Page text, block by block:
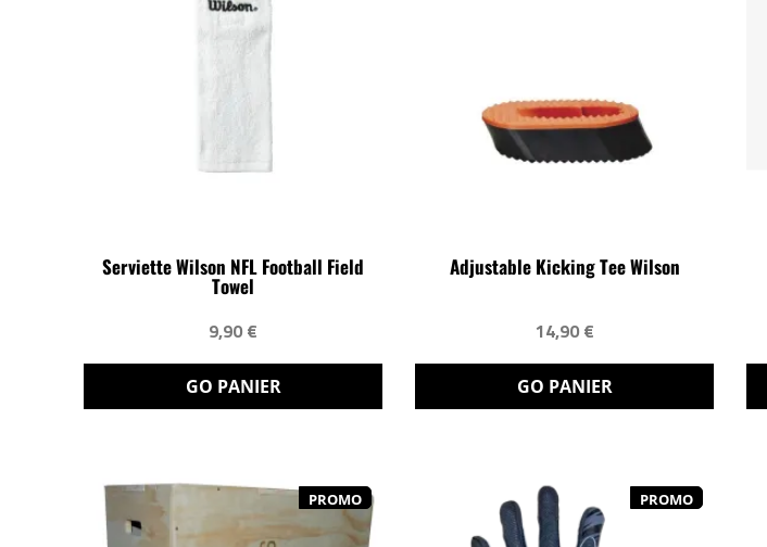
Serviette Wilson NFL Football Field
Towel
9,90 €
GO PANIER
Adjustable Kicking Tee Wilson
14,90 €
GO PANIER
PROMO PROMO